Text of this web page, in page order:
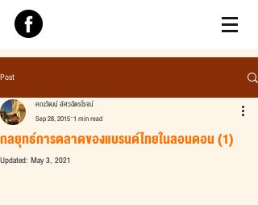
Post
กลยุทธ์การตลาดของแบรนด์ไทยในลอนดอน (1)
คณวัฒน์ อัศวฉัตรโรจน์
Sep 28, 2015 1 min read
Updated: May 3, 2021